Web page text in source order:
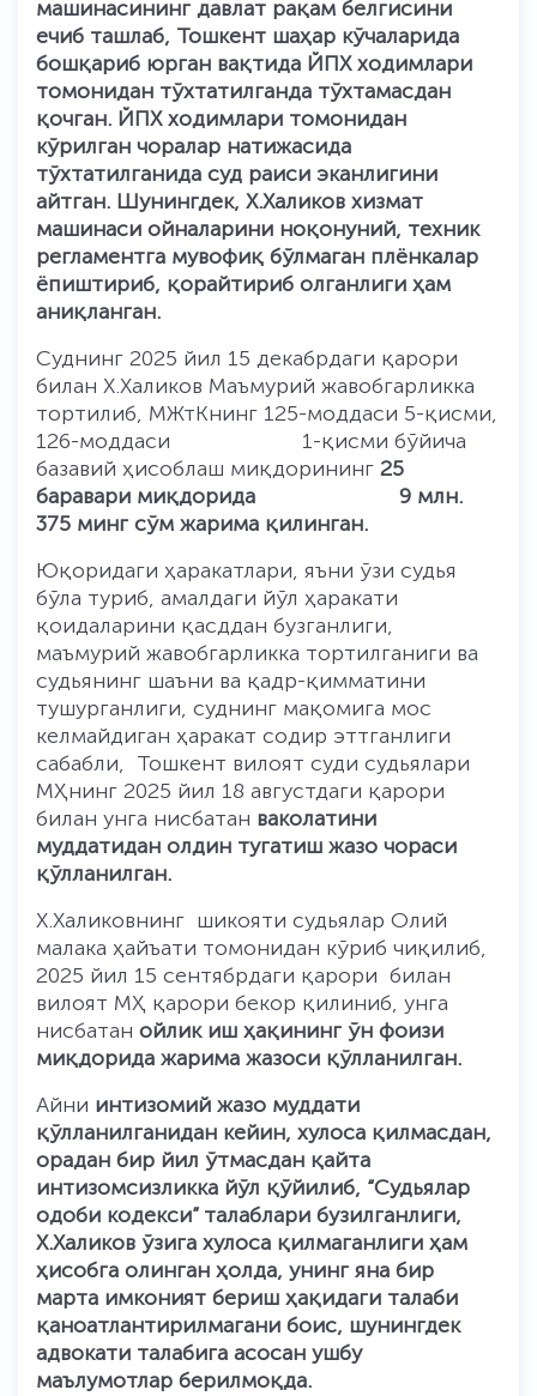
машинасининг давлат рақам белгисини
ечиб ташлаб, Тошкент шаҳар кўчаларида
бошқариб юрган вақтида ЙПХ ходимлари
томонидан тўхтатилганда тўхтамасдан
қочган. ЙПХ ходимлари томонидан
кўрилган чоралар натижасида
тўхтатилганида суд раиси эканлигини
айтган. Шунингдек, Х.Халиков хизмат
машинаси ойналарини ноқонуний, техник
регламентга мувофиқ бўлмаган плёнкалар
ёпиштириб, қорайтириб олганлиги ҳам
аниқланган.
Суднинг 2025 йил 15 декабрдаги қарори
билан Х.Халиков Маъмурий жавобгарликка
тортилиб, МЖтКнинг 125-моддаси 5-қисми,
126-моддаси 1-қисми бўйича
базавий ҳисоблаш миқдорининг 25
баравари миқдорида 9 млн.
375 минг сўм жарима қилинган.
Юқоридаги ҳаракатлари, яъни ўзи судья
бўла туриб, амалдаги йўл ҳаракати
қоидаларини қасддан бузганлиги,
маъмурий жавобгарликка тортилганиги ва
судьянинг шаъни ва қадр-қимматини
тушурганлиги, суднинг мақомига мос
келмайдиган ҳаракат содир эттганлиги
сабабли, Тошкент вилоят суди судьялари
МҲнинг 2025 йил 18 августдаги қарори
билан унга нисбатан ваколатини
муддатидан олдин тугатиш жазо чораси
қўлланилган.
Х.Халиковнинг шикояти судьялар Олий
малака ҳайъати томонидан кўриб чиқилиб,
2025 йил 15 сентябрдаги қарори билан
вилоят МҲ қарори бекор қилиниб, унга
нисбатан ойлик иш ҳақининг ўн фоизи
миқдорида жарима жазоси қўлланилган.
Айни интизомий жазо муддати
қўлланилганидан кейин, хулоса қилмасдан,
орадан бир йил ўтмасдан қайта
интизомсизликка йўл қўйилиб, “Судьялар
одоби кодекси” талаблари бузилганлиги,
Х.Халиков ўзига хулоса қилмаганлиги ҳам
ҳисобга олинган ҳолда, унинг яна бир
марта имконият бериш ҳақидаги талаби
қаноатлантирилмагани боис, шунингдек
адвокати талабига асосан ушбу
маълумотлар берилмоқда.